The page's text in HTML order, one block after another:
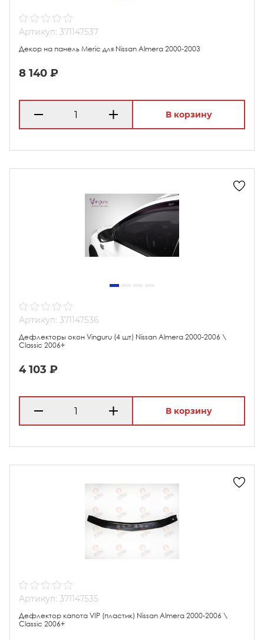
Артикул: 371147537
Декор на панель Meric для Nissan Almera 2000-2003
8 140 ₽
В корзину
Артикул: 371147536
Дефлекторы окон Vinguru (4 шт) Nissan Almera 2000-2006 \
Classic 2006+
4 103 ₽
В корзину
Артикул: 371147535
Дефлектор капота VIP (пластик) Nissan Almera 2000-2006 \
Classic 2006+